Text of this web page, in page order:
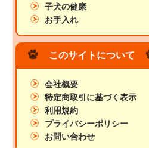
子犬の健康
お手入れ
このサイトについて
会社概要
特定商取引に基づく表示
利用規約
プライバシーポリシー
お問い合わせ